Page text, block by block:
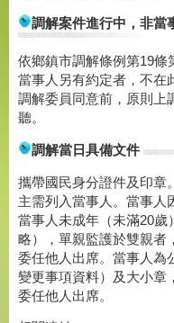
調解案件進行中，非當
依鄉鎮市調解條例第19條
當事人另有約定者，不在
調解委員同意前，原則上
聽。
調解當日具備文件
攜帶國民身分證件及印章
主需列入當事人。當事人
當事人未成年（未滿20歲
略），單親監護於雙親者
委任他人出席。當事人為
變更事項資料）及大小章
委任他人出席。